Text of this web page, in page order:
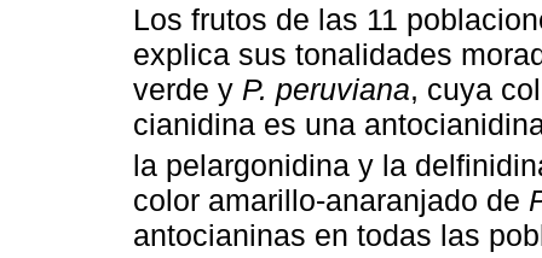
Los frutos de las 11
explica sus tonalidades
verde y P. peruviana, cuya
cianidina es una
la pelargonidina y la
color amarillo-anaranjado de
antocianinas en todas las